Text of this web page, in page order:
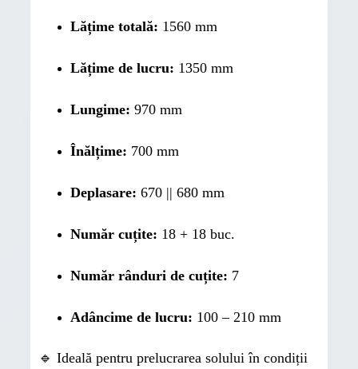
Lățime totală: 1560 mm
Lățime de lucru: 1350 mm
Lungime: 970 mm
Înălțime: 700 mm
Deplasare: 670 || 680 mm
Număr cuțite: 18 + 18 buc.
Număr rânduri de cuțite: 7
Adâncime de lucru: 100 – 210 mm
🔹 Ideală pentru prelucrarea solului în condiții